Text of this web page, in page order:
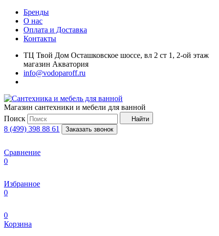
Бренды
О нас
Оплата и Доставка
Контакты
ТЦ Твой Дом Осташковское шоссе, вл 2 ст 1, 2-ой этаж
магазин Акватория
info@vodoparoff.ru
Магазин сантехники и мебели для ванной
Поиск
Найти
8 (499) 398 88 61 Заказать звонок
Сравнение
0
Избранное
0
0
Корзина